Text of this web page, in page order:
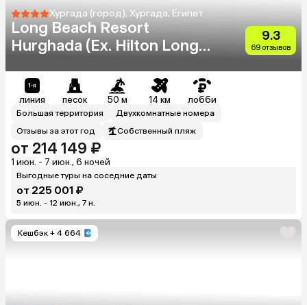
Хургада (город), Хургада, Египет
Long Beach Resort
Hurghada (Ex. Hilton Long
9.3
69 отзывов
линия песок 50 м 14 км лобби
Большая территория
Двухкомнатные номера
Отзывы за этот год
Собственный пляж
от 214 149 ₽
1 июн. - 7 июн., 6 ночей
Выгодные туры на соседние даты
от 225 001 ₽
5 июн. - 12 июн., 7 н.
Кешбэк + 4 664